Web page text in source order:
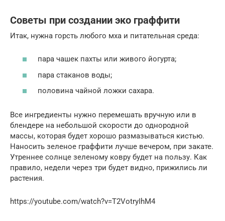
Советы при создании эко граффити
Итак, нужна горсть любого мха и питательная среда:
пара чашек пахты или живого йогурта;
пара стаканов воды;
половина чайной ложки сахара.
Все ингредиенты нужно перемешать вручную или в
блендере на небольшой скорости до однородной
массы, которая будет хорошо размазываться кистью.
Наносить зеленое граффити лучше вечером, при закате.
Утреннее солнце зеленому ковру будет на пользу. Как
правило, недели через три будет видно, прижились ли
растения.
https://youtube.com/watch?v=T2VotryIhM4